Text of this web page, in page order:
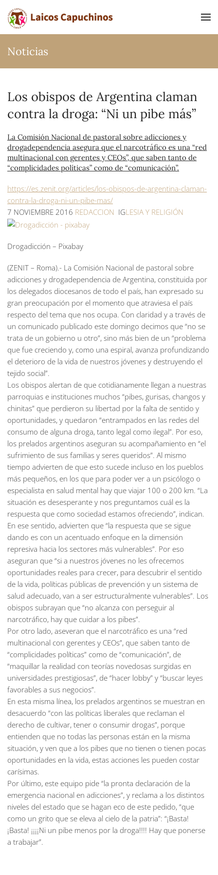
Ir al contenido principal
Noticias
Los obispos de Argentina claman
contra la droga: “Ni un pibe más”
La Comisión Nacional de pastoral sobre adicciones y
drogadependencia asegura que el narcotráfico es una “red
multinacional con gerentes y CEOs”, que saben tanto de
“complicidades políticas” como de “comunicación”.
https://es.zenit.org/articles/los-obispos-de-argentina-claman-
contra-la-droga-ni-un-pibe-mas/
7 NOVIEMBRE 2016 REDACCION IGLESIA Y RELIGIÓN
Drogadicción – Pixabay
(ZENIT – Roma).- La Comisión Nacional de pastoral sobre
adicciones y drogadependencia de Argentina, constituida por
los delegados diocesanos de todo el país, han expresado su
gran preocupación por el momento que atraviesa el país
respecto del tema que nos ocupa. Con claridad y a través de
un comunicado publicado este domingo decimos que “no se
trata de un gobierno u otro”, sino más bien de un “problema
que fue creciendo y, como una espiral, avanza profundizando
el deterioro de la vida de nuestros jóvenes y destruyendo el
tejido social”.
Los obispos alertan de que cotidianamente llegan a nuestras
parroquias e instituciones muchos “pibes, gurisas, changos y
chinitas” que perdieron su libertad por la falta de sentido y
oportunidades, y quedaron “entrampados en las redes del
consumo de alguna droga, tanto legal como ilegal”. Por eso,
los prelados argentinos aseguran su acompañamiento en “el
sufrimiento de sus familias y seres queridos”. Al mismo
tiempo advierten de que esto sucede incluso en los pueblos
más pequeños, en los que para poder ver a un psicólogo o
especialista en salud mental hay que viajar 100 o 200 km. “La
situación es desesperante y nos preguntamos cuál es la
respuesta que como sociedad estamos ofreciendo”, indican.
En ese sentido, advierten que “la respuesta que se sigue
dando es con un acentuado enfoque en la dimensión
represiva hacia los sectores más vulnerables”. Por eso
aseguran que “si a nuestros jóvenes no les ofrecemos
oportunidades reales para crecer, para descubrir el sentido
de la vida, políticas públicas de prevención y un sistema de
salud adecuado, van a ser estructuralmente vulnerables”. Los
obispos subrayan que “no alcanza con perseguir al
narcotráfico, hay que cuidar a los pibes”.
Por otro lado, aseveran que el narcotráfico es una “red
multinacional con gerentes y CEOs”, que saben tanto de
“complicidades políticas” como de “comunicación”, de
“maquillar la realidad con teorías novedosas surgidas en
universidades prestigiosas”, de “hacer lobby” y “buscar leyes
favorables a sus negocios”.
En esta misma línea, los prelados argentinos se muestran en
desacuerdo “con las políticas liberales que reclaman el
derecho de cultivar, tener o consumir drogas”, porque
entienden que no todas las personas están en la misma
situación, y ven que a los pibes que no tienen o tienen pocas
oportunidades en la vida, estas acciones les pueden costar
carísimas.
Por último, este equipo pide “la pronta declaración de la
emergencia nacional en adicciones”, y reclama a los distintos
niveles del estado que se hagan eco de este pedido, “que
como un grito que se eleva al cielo de la patria”: “¡Basta!
¡Basta! ¡¡¡¡Ni un pibe menos por la droga!!!! Hay que ponerse
a trabajar”.